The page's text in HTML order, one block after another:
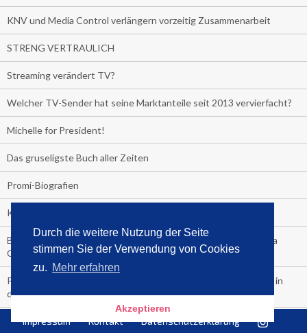
Durch die weitere Nutzung der Seite
stimmen Sie der Verwendung von Cookies
zu. Mehr erfahren
Akzeptieren
KNV und Media Control verlängern vorzeitig Zusammenarbeit
STRENG VERTRAULICH
Streaming verändert TV?
Welcher TV-Sender hat seine Marktanteile seit 2013 vervierfacht?
Michelle for President!
Das gruseligste Buch aller Zeiten
Promi-Biografien
Kerkeling erhält Spitzenfeder für meistverkauftes Buch
Börsenverein und MVB verlängern vorzeitig Verträge mit Media
Control bis 2024
PocketBook, Ceebo und Umbreit bringen Hörbuch-Downloads in
die Cloud
Bella Bella
Impressum Kontakt Datenschutzerklärung